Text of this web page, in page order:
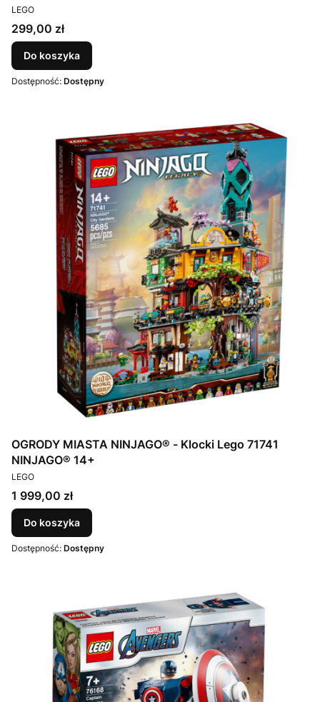
PRODUCENT
LEGO
Cena
299,00 zł
Do koszyka
Dostępność: Dostępny
OGRODY MIASTA NINJAGO® - Klocki Lego 71741
NINJAGO® 14+
PRODUCENT
LEGO
Cena
1 999,00 zł
Do koszyka
Dostępność: Dostępny